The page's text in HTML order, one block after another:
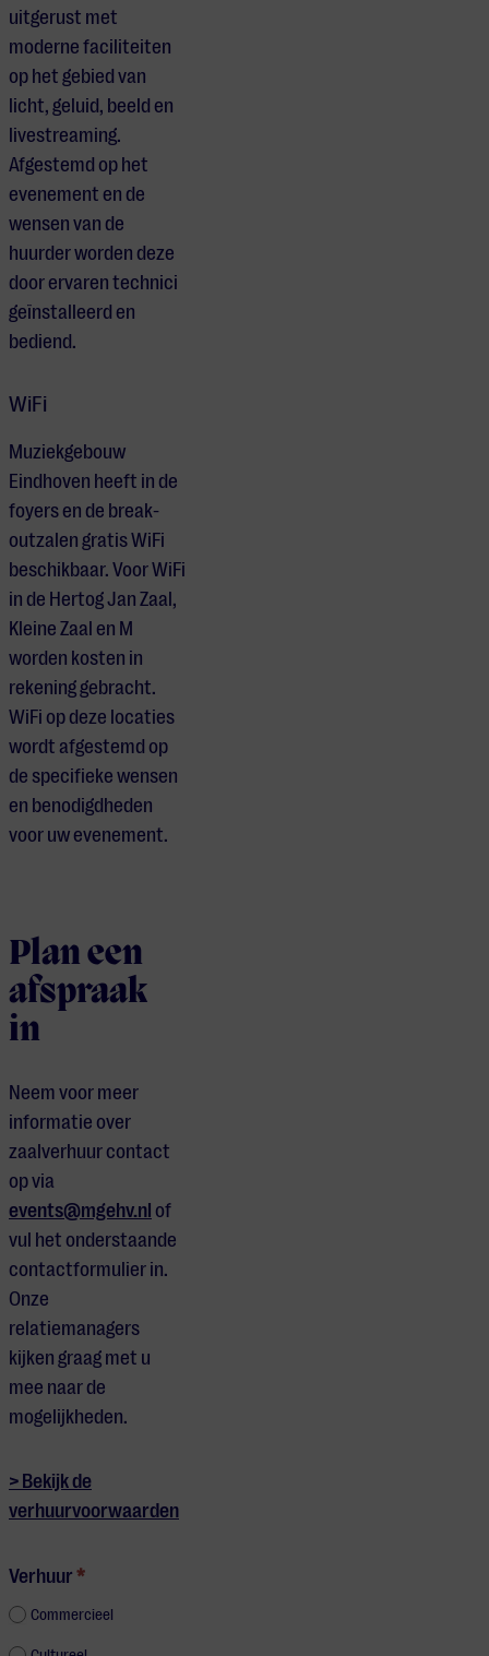
uitgerust met
moderne faciliteiten
op het gebied van
licht, geluid, beeld en
livestreaming.
Afgestemd op het
evenement en de
wensen van de
huurder worden deze
door ervaren technici
geïnstalleerd en
bediend.
WiFi
Muziekgebouw
Eindhoven heeft in de
foyers en de break-
outzalen gratis WiFi
beschikbaar. Voor WiFi
in de Hertog Jan Zaal,
Kleine Zaal en M
worden kosten in
rekening gebracht.
WiFi op deze locaties
wordt afgestemd op
de specifieke wensen
en benodigdheden
voor uw evenement.
Plan een
afspraak
in
Neem voor meer
informatie over
zaalverhuur contact
op via
events@mgehv.nl of
vul het onderstaande
contactformulier in.
Onze
relatiemanagers
kijken graag met u
mee naar de
mogelijkheden.
> Bekijk de
verhuurvoorwaarden
Verhuur
cultureel
Verhuur *
Commercieel